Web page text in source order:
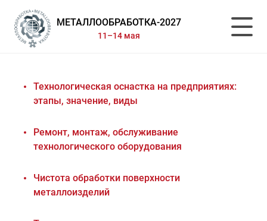
МЕТАЛЛООБРАБОТКА-2027
11–14 мая
Технологическая оснастка на предприятиях:
этапы, значение, виды
Ремонт, монтаж, обслуживание
технологического оборудования
Чистота обработки поверхности
металлоизделий